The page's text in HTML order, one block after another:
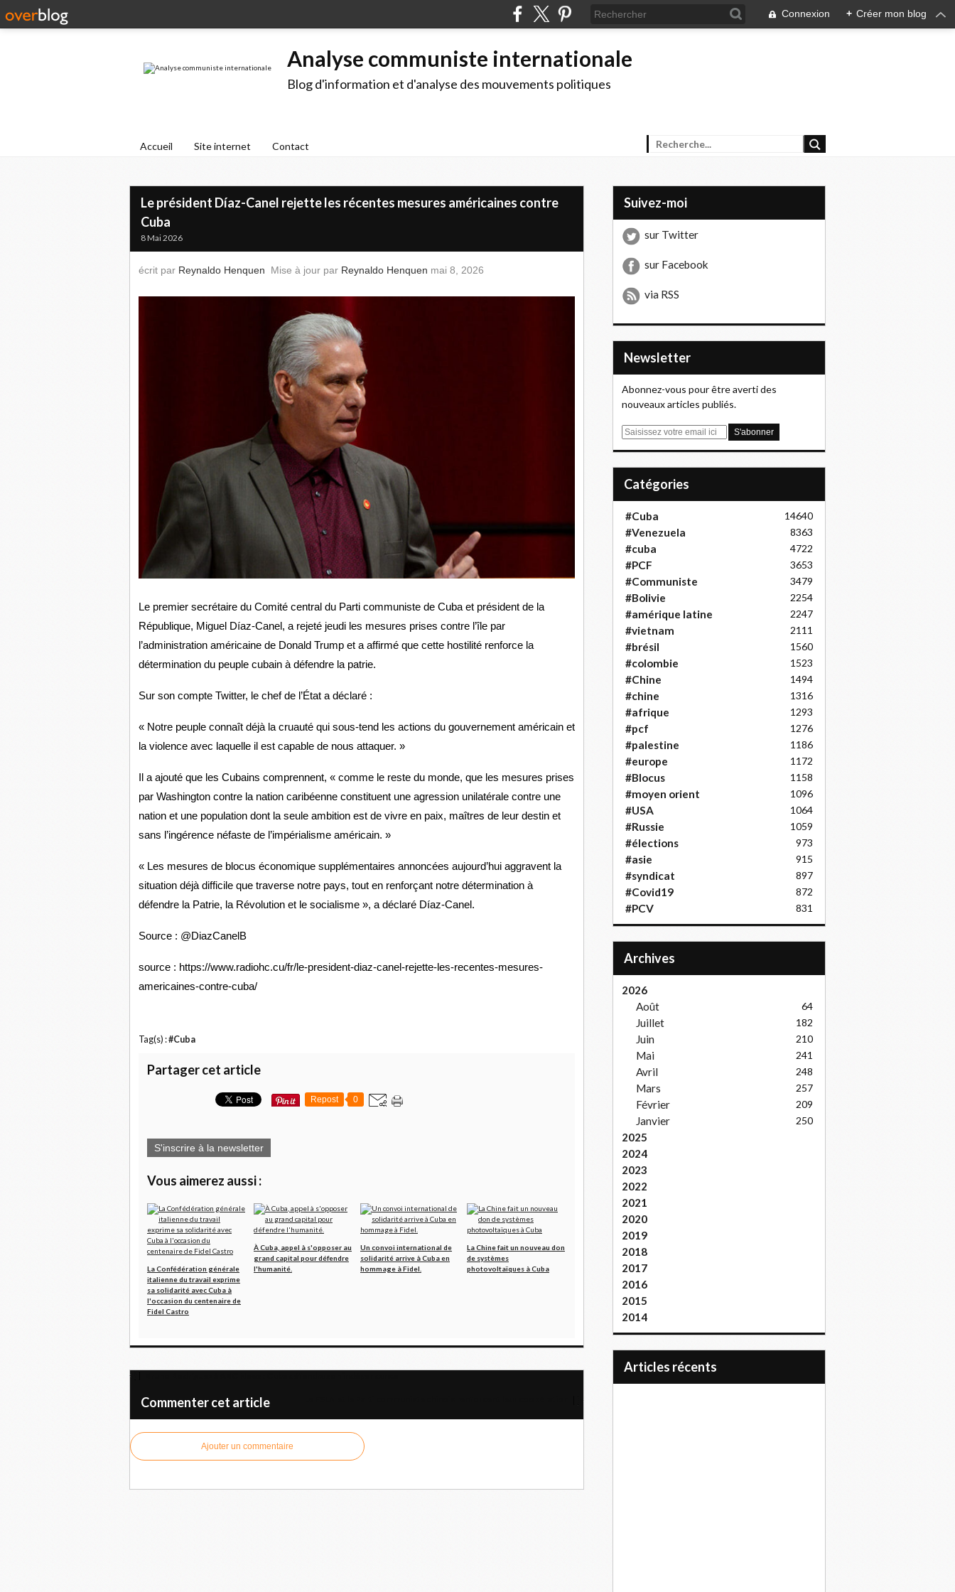
Connexion + Créer mon blog
Analyse communiste internationale
Blog d'information et d'analyse des mouvements politiques
Accueil Site internet Contact
Le président Díaz-Canel rejette les récentes mesures américaines contre
Cuba
8 Mai 2026
écrit par Reynaldo Henquen Mise à jour par Reynaldo Henquen mai 8, 2026
Le premier secrétaire du Comité central du Parti communiste de Cuba et président de la
République, Miguel Díaz-Canel, a rejeté jeudi les mesures prises contre l’île par
l’administration américaine de Donald Trump et a affirmé que cette hostilité renforce la
détermination du peuple cubain à défendre la patrie.
Sur son compte Twitter, le chef de l’État a déclaré :
« Notre peuple connaît déjà la cruauté qui sous-tend les actions du gouvernement américain et
la violence avec laquelle il est capable de nous attaquer. »
Il a ajouté que les Cubains comprennent, « comme le reste du monde, que les mesures prises
par Washington contre la nation caribéenne constituent une agression unilatérale contre une
nation et une population dont la seule ambition est de vivre en paix, maîtres de leur destin et
sans l’ingérence néfaste de l’impérialisme américain. »
« Les mesures de blocus économique supplémentaires annoncées aujourd’hui aggravent la
situation déjà difficile que traverse notre pays, tout en renforçant notre détermination à
défendre la Patrie, la Révolution et le socialisme », a déclaré Díaz-Canel.
Source : @DiazCanelB
source : https://www.radiohc.cu/fr/le-president-diaz-canel-rejette-les-recentes-mesures-
americaines-contre-cuba/
Tag(s) :#Cuba
Partager cet article
Repost 0
S'inscrire à la newsletter
Vous aimerez aussi :
La Confédération générale
italienne du travail exprime
sa solidarité avec Cuba à
l'occasion du centenaire de
Fidel Castro
À Cuba, appel à s'opposer au
grand capital pour défendre
l'humanité.
Un convoi international de
solidarité arrive à Cuba en
hommage à Fidel.
La Chine fait un nouveau don
de systèmes
photovoltaïques à Cuba
Commenter cet article
Ajouter un commentaire
Suivez-moi
sur Twitter
sur Facebook
via RSS
Newsletter
Abonnez-vous pour être averti des
nouveaux articles publiés.
E
Catégories
#Cuba 14640
#Venezuela 8363
#cuba 4722
#PCF 3653
#Communiste 3479
#Bolivie 2254
#amérique latine 2247
#vietnam 2111
#brésil 1560
#colombie 1523
#Chine 1494
#chine 1316
#afrique 1293
#pcf 1276
#palestine 1186
#europe 1172
#Blocus 1158
#moyen orient 1096
#USA 1064
#Russie 1059
#élections 973
#asie 915
#syndicat 897
#Covid19 872
#PCV 831
Archives
2026
Août
64
Juillet 182
Juin 210
Mai 241
Avril 248
Mars 257
Février 209
Janvier 250
2025
2024
2023
2022
2021
2020
2019
2018
2017
2016
2015
2014
articles récents